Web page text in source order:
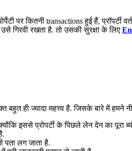
पर कितनी transactions हुई हैं,
उसे गिरवी रखता है. तो उसकी सुरक्षा के लिए
ही ज्यादा महत्त्व है. जिसके बारे में हमने
इससे प्रोपर्टी के पिछले लेन देन का पूरा
पता लग जाता है.